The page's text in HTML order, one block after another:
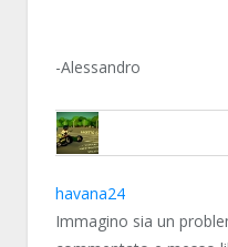
-Alessandro
PASTO
havana24
Immagino sia un